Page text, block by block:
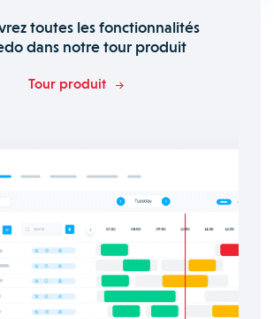
toutes les fonctionnalités
dans notre tour produit
Tour produit